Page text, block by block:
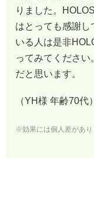
りました。
はとっても感謝し
いる人は是非
ってみてくださ
だと思います。
（YH様 年齢70代）
※効果には個人差があり